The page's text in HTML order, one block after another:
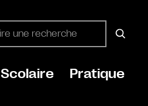
Scolaire Pratique